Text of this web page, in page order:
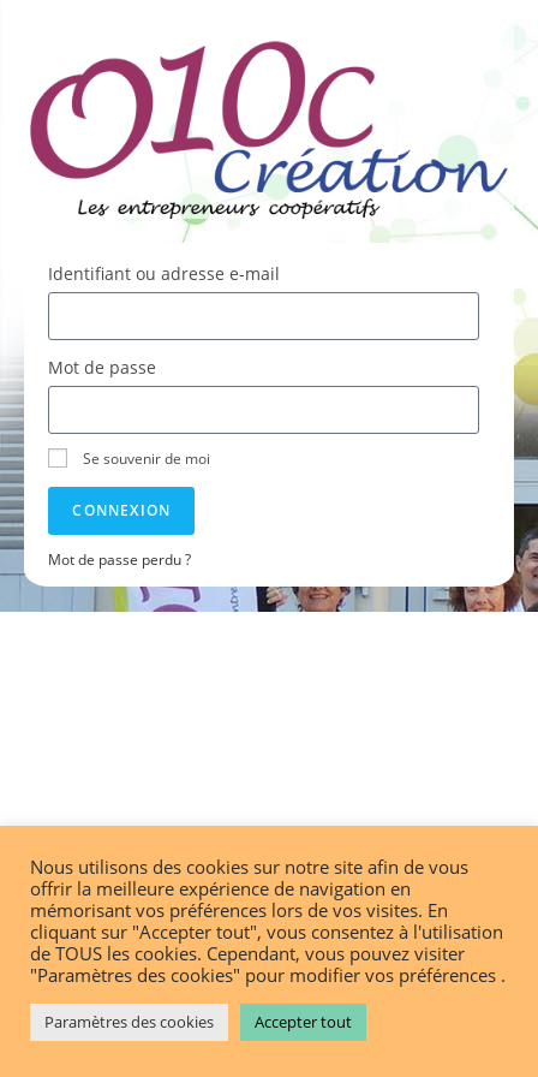
Identifiant ou adresse e-mail
Mot de passe
Se souvenir de moi
CONNEXION
Mot de passe perdu ?
Nous utilisons des cookies sur notre site afin de vous
offrir la meilleure expérience de navigation en
mémorisant vos préférences lors de vos visites. En
cliquant sur "Accepter tout", vous consentez à l'utilisation
de TOUS les cookies. Cependant, vous pouvez visiter
"Paramètres des cookies" pour modifier vos préférences .
Paramètres des cookies Accepter tout